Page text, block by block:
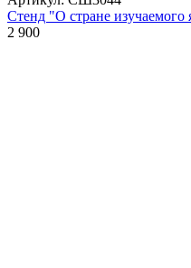
Стенд "О стране
2 900